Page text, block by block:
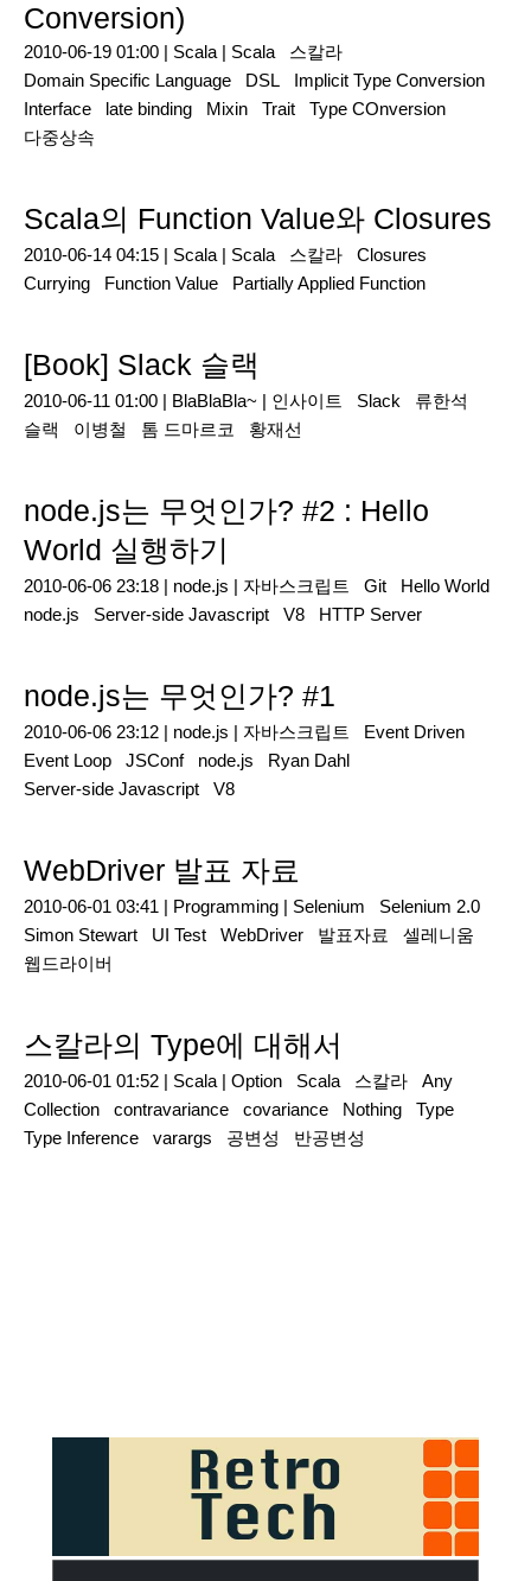
Conversion)
2010-06-19 01:00 | Scala | Scala
스칼라
Domain Specific Language
DSL
Implicit Type Conversion
Interface
late binding Mixin Trait
Type COnversion
다중상속
Scala의 Function Value와 Closures
2010-06-14 04:15 | Scala | Scala 스칼라
Closures
Currying
Function Value Partially Applied Function
[Book] Slack 슬랙
2010-06-11 01:00 | BlaBlaBla~ | 인사이트 Slack
류한석
슬랙
이병철 톰 드마르코 황재선
node.js는 무엇인가? #2 : Hello
World 실행하기
2010-06-06 23:18 | node.js | 자바스크립트 Git
Hello World
node.js
Server-side Javascript V8 HTTP Server
node.js는 무엇인가? #1
2010-06-06 23:12 | node.js | 자바스크립트
Event Driven
Event Loop
JSConf node.js
Ryan Dahl
Server-side Javascript
V8
WebDriver 발표 자료
2010-06-01 03:41 | Programming | Selenium
Selenium 2.0
Simon Stewart
UI Test WebDriver 발표자료
셀레니움
웹드라이버
스칼라의 Type에 대해서
2010-06-01 01:52 | Scala | Option Scala 스칼라
Any
Collection
contravariance covariance Nothing
Type
Type Inference
varargs 공변성 반공변성